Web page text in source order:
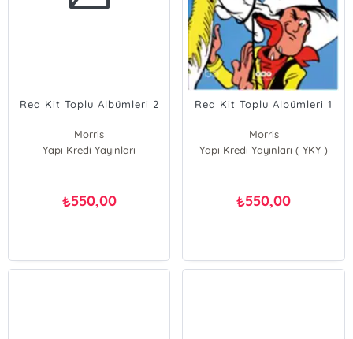
Red Kit Toplu Albümleri 2
Morris
Yapı Kredi Yayınları
₺550,00
Red Kit Toplu Albümleri 1
Morris
Yapı Kredi Yayınları ( YKY )
₺550,00